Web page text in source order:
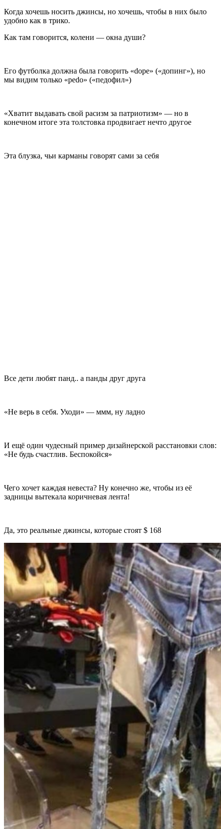
Когда хочешь носить джинсы, но хочешь, чтобы в них было
удобно как в трико.
Как там говорится, колени — окна души?
Его футболка должна была говорить «dope» («допинг»), но
мы видим только «pedo» («педофил»)
«Хватит выдавать свой расизм за патриотизм» — но в
конечном итоге эта толстовка продвигает нечто другое
Эта блузка, чьи карманы говорят сами за себя
Все дети любят панд.. а панды друг друга
«Не верь в себя. Уходи» — ммм, ну ладно
И ещё один чудесный пример дизайнерской расстановки слов:
«Не будь счастлив. Беспокойся»
Чего хочет каждая невеста? Ну конечно же, чтобы из её
зaдницы вытекала коричневая лента!
Да, это реальные джинсы, которые стоят $ 168